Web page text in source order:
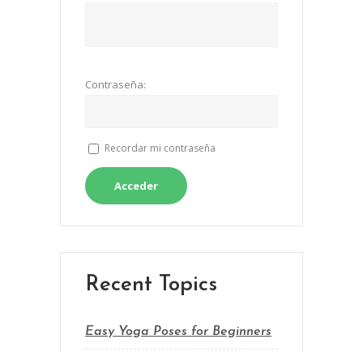
Contraseña:
Recordar mi contraseña
Acceder
Recent Topics
Easy Yoga Poses for Beginners